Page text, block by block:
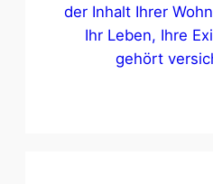
der Inhalt Ihrer
Ihr Leben, Ihre
gehört